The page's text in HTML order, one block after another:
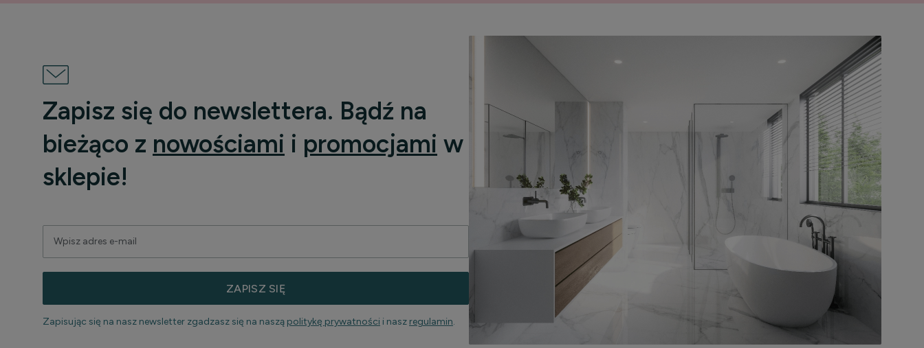
Zapisz się do newslettera. Bądź na
bieżąco z nowościami i promocjami w
sklepie!
ZAPISZ SIĘ
Zapisując się na nasz newsletter zgadzasz się na naszą politykę prywatności i nasz regulamin.